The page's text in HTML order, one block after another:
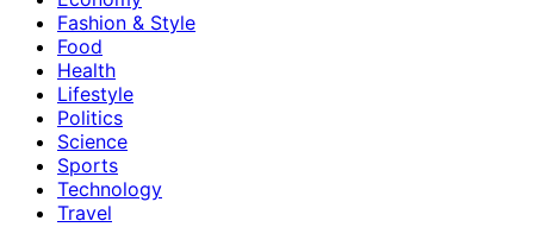
Fashion & Style
Food
Health
Lifestyle
Politics
Science
Sports
Technology
Travel